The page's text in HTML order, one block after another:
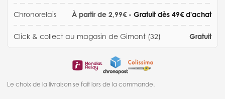
Chronorelais À partir de 2,99€ - Gratuit dès 49€ d'achat
Click & collect au magasin de Gimont (32) Gratuit
Le choix de la livraison se fait lors de la commande.